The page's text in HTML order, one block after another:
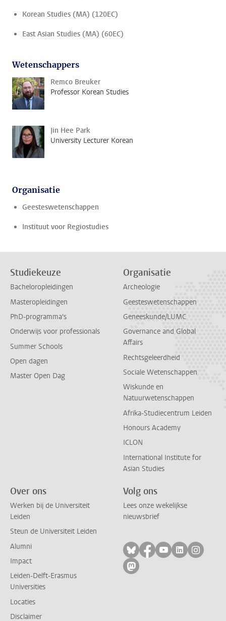
Korean Studies (MA) (120EC)
East Asian Studies (MA) (60EC)
Wetenschappers
Remco Breuker
Professor Korean Studies
Jin Hee Park
University Lecturer Korean
Organisatie
Geesteswetenschappen
Instituut voor Regiostudies
Studiekeuze
Bacheloropleidingen
Masteropleidingen
PhD-programma's
Onderwijs voor professionals
Summer Schools
Open dagen
Master Open Dag
Organisatie
Archeologie
Geesteswetenschappen
Geneeskunde/LUMC
Governance and Global
Affairs
Rechtsgeleerdheid
Sociale Wetenschappen
Wiskunde en
Natuurwetenschappen
Afrika-Studiecentrum Leiden
Honours Academy
ICLON
International Institute for
Asian Studies
Over ons
Werken bij de Universiteit
Leiden
Steun de Universiteit Leiden
Alumni
Impact
Leiden-Delft-Erasmus
Universities
Locaties
Disclaimer
Volg ons
Lees onze wekelijkse
nieuwsbrief
Volg ons op bluesky
Volg ons op
Volg ons op
Volg ons
Volg
Volg ons op mastodon